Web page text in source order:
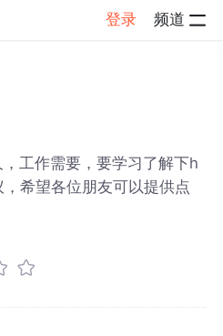
登录 频道
工作需要，要学习了解下h
希望各位朋友可以提供点